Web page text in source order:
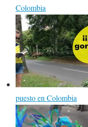
Colombia
puesto en Colombia